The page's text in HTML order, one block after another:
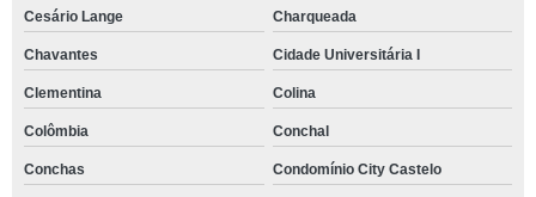
Cesário Lange Charqueada
Chavantes Cidade Universitária I
Clementina Colina
Colômbia Conchal
Conchas Condomínio City Castelo